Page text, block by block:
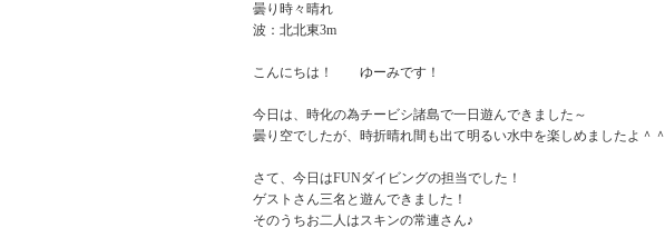
曇り時々晴れ
波：北北東3m
こんにちは！ ゆーみです！
今日は、時化の為チービシ諸島で一日遊んできました～
曇り空でしたが、時折晴れ間も出て明るい水中を楽しめましたよ＾＾
さて、今日はFUNダイビングの担当でした！
ゲストさん三名と遊んできました！
そのうちお二人はスキンの常連さん♪